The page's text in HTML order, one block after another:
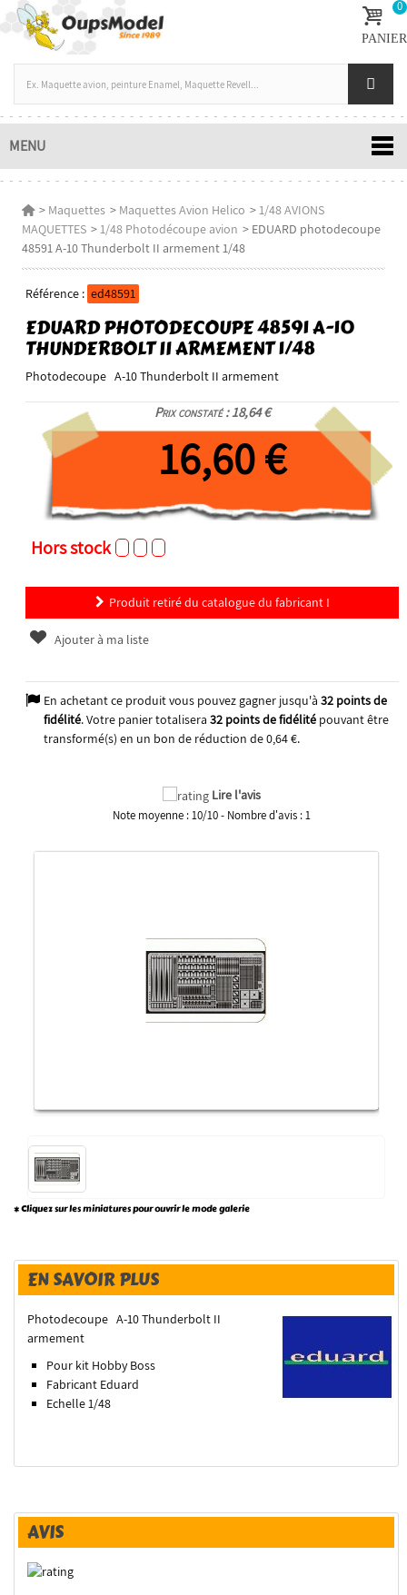
0
PANIER
MENU
> Maquettes > Maquettes Avion Helico >1/48 AVIONS
MAQUETTES >1/48 Photodécoupe avion > EDUARD photodecoupe
48591 A-10 Thunderbolt II armement 1/48
Référence : ed48591
EDUARD PHOTODECOUPE 48591 A-10
THUNDERBOLT II ARMEMENT 1/48
Photodecoupe A-10 Thunderbolt II armement
Prix constaté : 18,64 €
16,60 €
Hors stock
Produit retiré du catalogue du fabricant !
Ajouter à ma liste
En achetant ce produit vous pouvez gagner jusqu'à 32points de
fidélité. Votre panier totalisera 32points de fidélitépouvant être
transformé(s) en un bon de réduction de0,64 €.
Lire l'avis
Note moyenne :10/10- Nombre d'avis :1
* Cliquez sur les miniatures pour ouvrir le mode galerie
EN SAVOIR PLUS
Photodecoupe A-10 Thunderbolt II
armement
Pour kit Hobby Boss
Fabricant Eduard
Echelle 1/48
AVIS